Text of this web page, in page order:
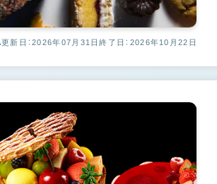
更新日：2026年07月31日終了日：2026年10月22日